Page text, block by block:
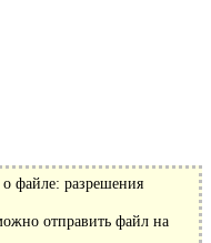
файле: разрешения
отправить файл на